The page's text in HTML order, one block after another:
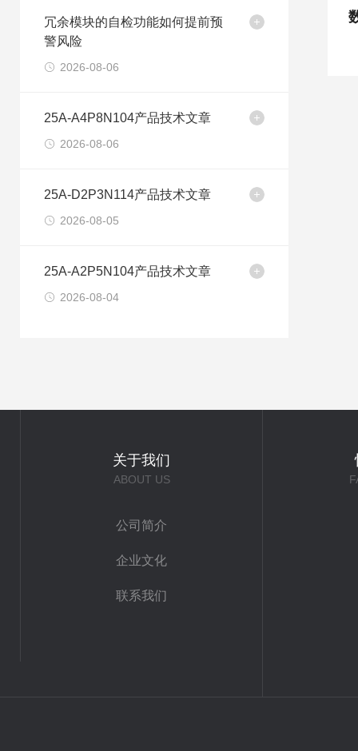
冗余模块的自检功能如何提前预
警风险
2026-08-06
25A-A4P8N104产品技术文章
2026-08-06
25A-D2P3N114产品技术文章
2026-08-05
25A-A2P5N104产品技术文章
2026-08-04
关于我们
ABOUT US
公司简介
企业文化
联系我们